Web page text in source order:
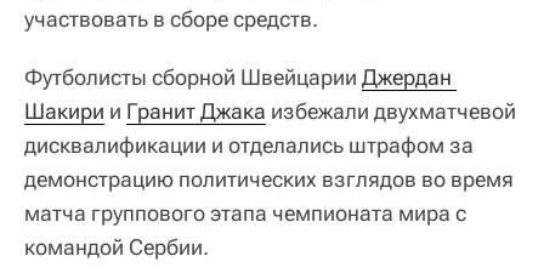
участвовать в сборе средств.
Футболисты сборной Швейцарии Джердан
Шакири и Гранит Джака избежали двухматчевой
дисквалификации и отделались штрафом за
демонстрацию политических взглядов во время
матча группового этапа чемпионата мира с
командой Сербии.